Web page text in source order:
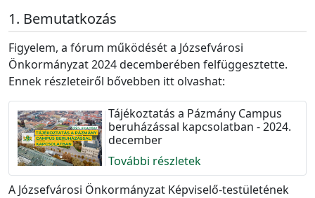
Bemutatkozás
Figyelem, a fórum működését a Józsefvárosi
Önkormányzat 2024 decemberében felfüggesztette.
Ennek részleteiről bővebben itt olvashat:
Tájékoztatás a Pázmány Campus
beruházással kapcsolatban - 2024.
december
További részletek
A Józsefvárosi Önkormányzat Képviselő-testületének